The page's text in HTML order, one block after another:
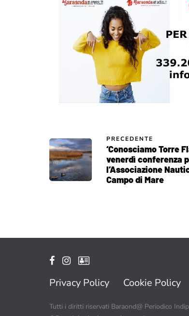
PRECEDENTE
‘Conosciamo Torre
venerdì conferenza
l’Associazione
Campo di Mare
Privacy Policy Cookie Policy
Tutti i diritti riservati Baraond@ Periodico